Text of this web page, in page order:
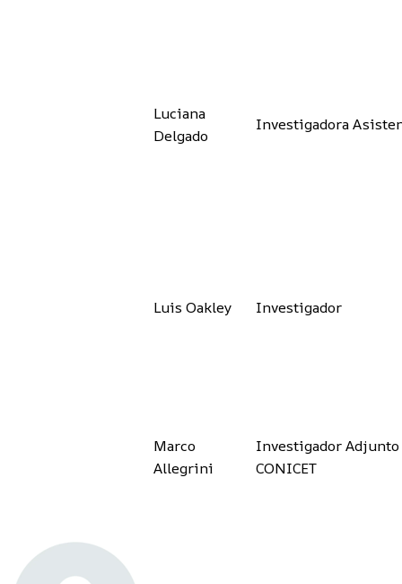
Luciana
Delgado
Investigadora
Luis Oakley Investigador
Marco
Allegrini
Investigador Adjunto
CONICET